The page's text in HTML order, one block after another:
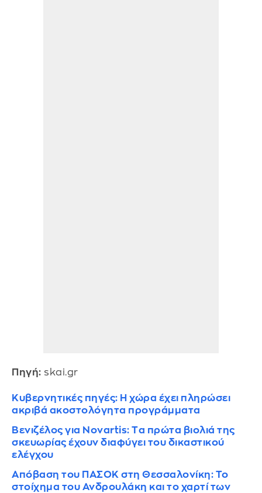
Πηγή: skai.gr
Κυβερνητικές πηγές: Η χώρα έχει πληρώσει
ακριβά ακοστολόγητα προγράμματα
Βενιζέλος για Novartis: Tα πρώτα βιολιά της
σκευωρίας έχουν διαφύγει του δικαστικού
ελέγχου
Απόβαση του ΠΑΣΟΚ στη Θεσσαλονίκη: Το
στοίχημα του Ανδρουλάκη και το χαρτί των